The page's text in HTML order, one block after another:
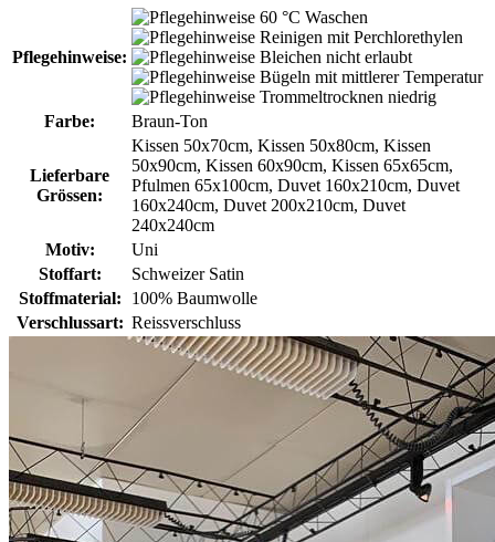
Pflegehinweise:
60 °C Waschen
Reinigen mit Perchlorethylen
Bleichen nicht erlaubt
Bügeln mit mittlerer Temperatur
Trommeltrocknen niedrig
Farbe:
Braun-Ton
Lieferbare
Grössen:
Kissen 50x70cm, Kissen 50x80cm, Kissen
50x90cm, Kissen 60x90cm, Kissen 65x65cm,
Pfulmen 65x100cm, Duvet 160x210cm, Duvet
160x240cm, Duvet 200x210cm, Duvet
240x240cm
Motiv:
Uni
Stoffart:
Schweizer Satin
Stoffmaterial:
100% Baumwolle
Verschlussart: Reissverschluss